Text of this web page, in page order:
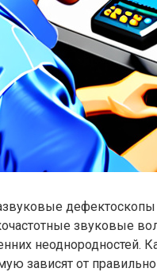
звуковые
неоднородностей.
зависят от